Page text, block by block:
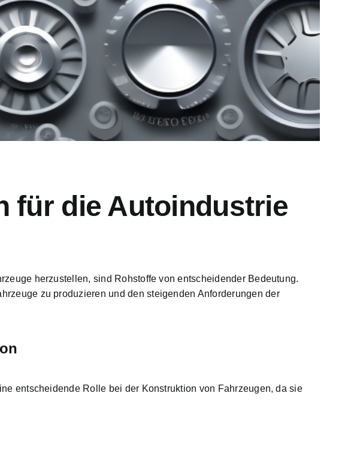
für die Autoindustrie
herzustellen, sind Rohstoffe von entscheidender Bedeutung.
zu produzieren und den steigenden Anforderungen der
entscheidende Rolle bei der Konstruktion von Fahrzeugen, da sie